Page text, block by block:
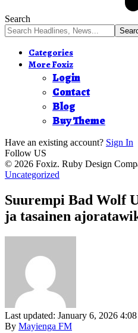
Search
Categories
More Foxiz
Login
Contact
Blog
Buy Theme
Have an existing account? Sign In
Follow US
© 2026 Foxiz. Ruby Design
Uncategorized
Suurempi Bad Wolf
ja tasainen
Last updated: January 6, 2026
By Mayienga FM